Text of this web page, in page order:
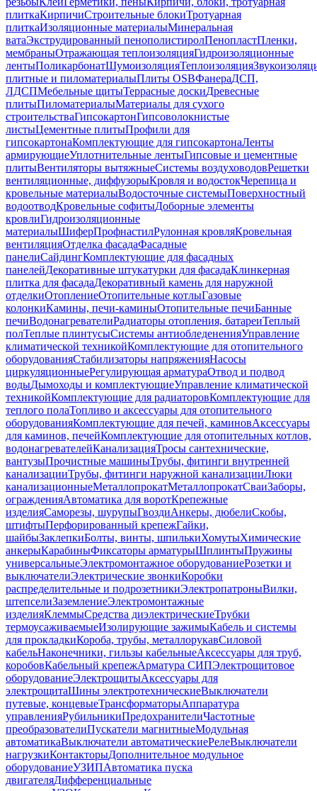
плиткаКирпичиСтроительные блокиТротуарная
плиткаИзоляционные материалыМинеральная
ватаЭкструдированный пенополистиролПенопластПленки,
мембраныОтражающая теплоизоляцияГидроизоляционные
лентыПоликарбонатШумоизоляцияТеплоизоляция
плитные и пиломатериалыПлиты OSBФанераДСП,
ЛДСПМебельные щитыТеррасные доскиДревесные
плитыПиломатериалыМатериалы для сухого
строительстваГипсокартонГипсоволокнистые
листыЦементные плитыПрофили для
гипсокартонаКомплектующие для гипсокартонаЛенты
армирующиеУплотнительные лентыГипсовые и цементные
плитыВентиляторы вытяжныеСистемы воздуховодовРешетки
вентиляционные, диффузорыКровля и водостокЧерепица и
кровельные материалыВодосточные системыПоверхностный
водоотводКровельные софитыДоборные элементы
кровлиГидроизоляционные
материалыШиферПрофнастилРулонная кровляКровельная
вентиляцияОтделка фасадаФасадные
панелиСайдингКомплектующие для фасадных
панелейДекоративные штукатурки для фасадаКлинкерная
плитка для фасадаДекоративный камень для наружной
отделкиОтоплениеОтопительные котлыГазовые
колонкиКамины, печи-каминыОтопительные печиБанные
печиВодонагревателиРадиаторы отопления, батареиТеплый
полТеплые плинтусыСистемы антиобледененияУправление
климатической техникойКомплектующие для отопительного
оборудованияСтабилизаторы напряженияНасосы
циркуляционныеРегулирующая арматураОтвод и подвод
водыДымоходы и комплектующиеУправление климатической
техникойКомплектующие для радиаторовКомплектующие для
теплого полаТопливо и аксессуары для отопительного
оборудованияКомплектующие для печей, каминовАксессуары
для каминов, печейКомплектующие для отопительных котлов,
водонагревателейКанализацияТросы сантехнические,
вантузыПрочистные машиныТрубы, фитинги внутренней
канализацииТрубы, фитинги наружной канализацииЛюки
канализационныеМеталлопрокатМеталлопрокатСваиЗаборы,
огражденияАвтоматика для воротКрепежные
изделияСаморезы, шурупыГвоздиАнкеры, дюбелиСкобы,
штифтыПерфорированный крепежГайки,
шайбыЗаклепкиБолты, винты, шпилькиХомутыХимические
анкерыКарабиныФиксаторы арматурыШплинтыПружины
универсальныеЭлектромонтажное оборудованиеРозетки и
выключателиЭлектрические звонкиКоробки
распределительные и подрозетникиЭлектропатроныВилки,
штепселиЗаземлениеЭлектромонтажные
изделияКлеммыСредства диэлектрическиеТрубки
термоусаживаемыеИзолирующие зажимыКабель и системы
для прокладкиКороба, трубы, металлорукавСиловой
кабельНаконечники, гильзы кабельныеАксессуары для труб,
коробовКабельный крепежАрматура СИПЭлектрощитовое
оборудованиеЭлектрощитыАксессуары для
электрощитаШины электротехническиеВыключатели
путевые, концевыеТрансформаторыАппаратура
управленияРубильникиПредохранителиЧастотные
преобразователиПускатели магнитныеМодульная
автоматикаВыключатели автоматическиеРелеВыключатели
нагрузкиКонтакторыДополнительное модульное
оборудованиеУЗИПАвтоматика пуска
двигателяДифференциальные